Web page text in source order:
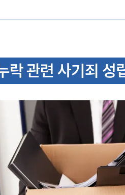
락 관련 사기죄 성